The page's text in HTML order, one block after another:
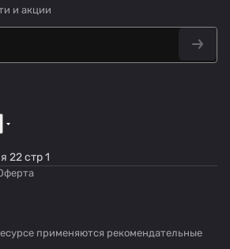
и акции
22 стр 1
применяются рекомендательные